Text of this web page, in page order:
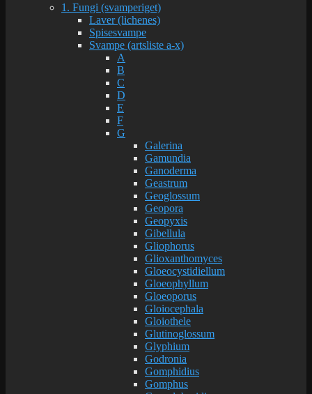
1. Fungi (svamperiget)
Laver (lichenes)
Spisesvampe
Svampe (artsliste a-x)
A
B
C
D
E
F
G
Galerina
Gamundia
Ganoderma
Geastrum
Geoglossum
Geopora
Geopyxis
Gibellula
Gliophorus
Glioxanthomyces
Gloeocystidiellum
Gloeophyllum
Gloeoporus
Gloiocephala
Gloiothele
Glutinoglossum
Glyphium
Godronia
Gomphidius
Gomphus